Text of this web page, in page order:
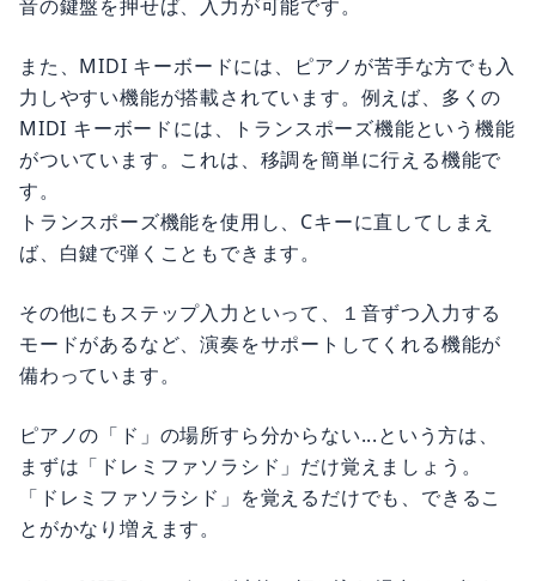
音の鍵盤を押せば、入力が可能です。
また、MIDI キーボードには、ピアノが苦手な方でも入
力しやすい機能が搭載されています。例えば、多くの
MIDI キーボードには、トランスポーズ機能という機能
がついています。これは、移調を簡単に行える機能で
す。
トランスポーズ機能を使用し、Cキーに直してしまえ
ば、白鍵で弾くこともできます。
その他にもステップ入力といって、１音ずつ入力する
モードがあるなど、演奏をサポートしてくれる機能が
備わっています。
ピアノの「ド」の場所すら分からない...という方は、
まずは「ドレミファソラシド」だけ覚えましょう。
「ドレミファソラシド」を覚えるだけでも、できるこ
とがかなり増えます。